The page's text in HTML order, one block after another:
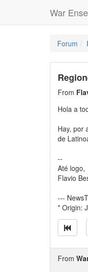
War
Forum
From
Hola a
Hay, por
de
--
Até logo,
Flavio
---
* Origin:
From